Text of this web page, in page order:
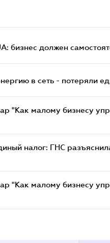
бизнес должен
в сеть - потеряли
"Как малому бизнесу
налог: ГНС
"Как малому бизнесу